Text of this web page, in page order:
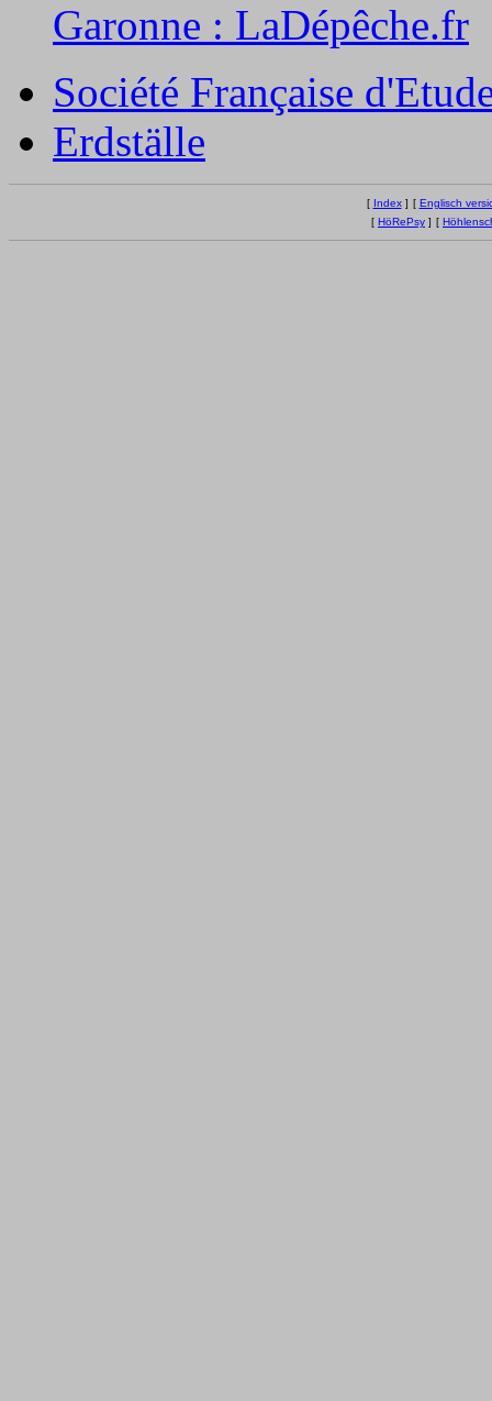
Garonne : LaDépêche.fr
Société Française
Erdställe
[ Index] [ Englisch
[ HöRePsy ] [